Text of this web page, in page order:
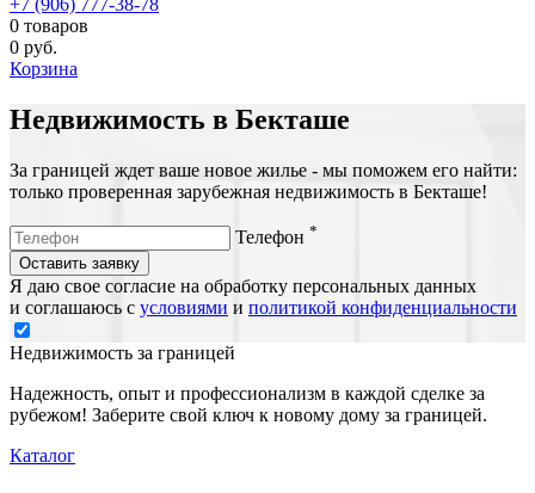
+7 (906) 777-38-78
0 товаров
0 руб.
Корзина
Недвижимость в Бекташе
За границей ждет ваше новое жилье - мы поможем его найти:
только проверенная зарубежная недвижимость в Бекташе!
Телефон *
Оставить заявку
Я даю свое согласие на обработку персональных данных
и соглашаюсь с условиями и политикой конфиденциальности
Недвижимость за границей
Надежность, опыт и профессионализм в каждой сделке за
рубежом! Заберите свой ключ к новому дому за границей.
Каталог